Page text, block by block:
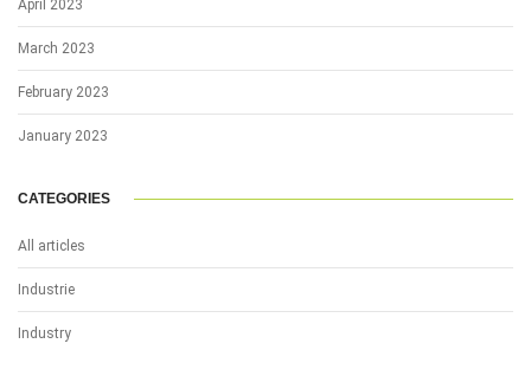
April 2023
March 2023
February 2023
January 2023
CATEGORIES
All articles
Industrie
Industry